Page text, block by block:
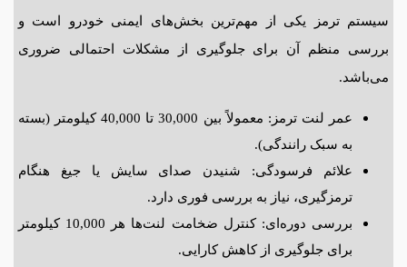
سیستم ترمز یکی از مهم‌ترین بخش‌های ایمنی خودرو است و
بررسی منظم آن برای جلوگیری از مشکلات احتمالی ضروری
می‌باشد.
عمر لنت ترمز: معمولاً بین 30,000 تا 40,000 کیلومتر (بسته
به سبک رانندگی).
علائم فرسودگی: شنیدن صدای سایش یا جیغ هنگام
ترمزگیری، نیاز به بررسی فوری دارد.
بررسی دوره‌ای: کنترل ضخامت لنت‌ها هر 10,000 کیلومتر
برای جلوگیری از کاهش کارایی.